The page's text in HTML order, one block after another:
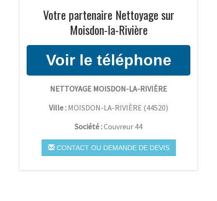
Votre partenaire Nettoyage sur
Moisdon-la-Rivière
NETTOYAGE MOISDON-LA-RIVIÈRE
Ville : MOISDON-LA-RIVIÈRE (44520)
Société :Couvreur 44
CONTACT OU DEMANDE DE DEVIS